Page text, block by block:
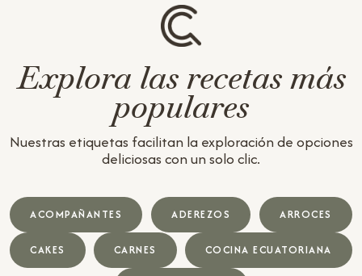
Explora las recetas más
populares
Nuestras etiquetas facilitan la exploración de opciones
deliciosas con un solo clic.
ACOMPAÑANTES ADEREZOS ARROCES
CAKES CARNES COCINA ECUATORIANA